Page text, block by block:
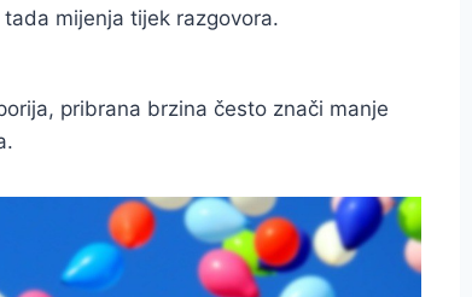
mijenja tijek razgovora.
pribrana brzina često znači manje